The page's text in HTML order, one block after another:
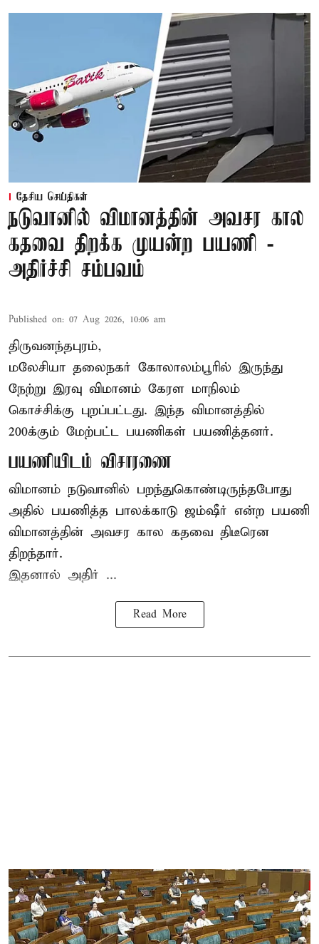
தேசிய செய்திகள்
நடுவானில் விமானத்தின் அவசர கால
கதவை திறக்க முயன்ற பயணி -
அதிர்ச்சி சம்பவம்
Published on: 07 Aug 2026, 10:06 am
திருவனந்தபுரம்,
மலேசியா தலைநகர் கோலாலம்பூரில் இருந்து
நேற்று இரவு விமானம் கேரள மாநிலம்
கொச்சிக்கு புறப்பட்டது. இந்த விமானத்தில்
200க்கும் மேற்பட்ட பயணிகள் பயணித்தனர்.
பயணியிடம் விசாரணை
விமானம் நடுவானில் பறந்துகொண்டிருந்தபோது
அதில் பயணித்த பாலக்காடு ஜம்ஷீர் என்ற பயணி
விமானத்தின் அவசர கால கதவை திடீரென
திறந்தார்.
இதனால் அதிர் ...
Read More